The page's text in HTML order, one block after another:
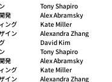
Tony Shapiro
発
Alex Abramsky
ング
Kate Miller
イン
Alexandra Zhang
David Kim
Tony Shapiro
発
Alex Abramsky
ング
Kate Miller
イン
Alexandra Zhang